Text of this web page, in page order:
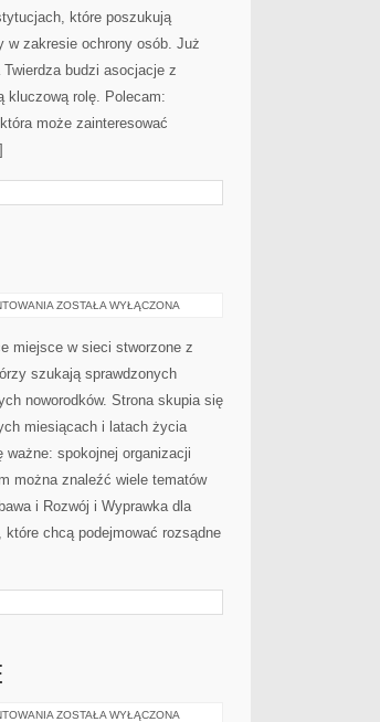
które poszukują
w zakresie ochrony osób. Już
budzi asocjacje z
kluczową rolę. Polecam:
może zainteresować
ZABAWA
ZOSTAŁA WYŁĄCZONA
miejsce w sieci stworzone z
szukają sprawdzonych
noworodków. Strona skupia się
miesiącach i latach życia
ważne: spokojnej organizacji
można znaleźć wiele tematów
i Rozwój i Wyprawka dla
chcą podejmować rozsądne
BEZPIECZEŃSTWO
ZOSTAŁA WYŁĄCZONA